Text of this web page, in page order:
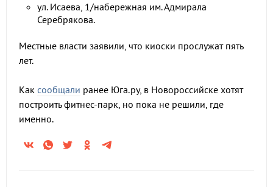
ул. Исаева, 1/набережная им. Адмирала
Серебрякова.
Местные власти заявили, что киоски прослужат пять
лет.
Как сообщали ранее Юга.ру, в Новороссийске хотят
построить фитнес-парк, но пока не решили, где
именно.